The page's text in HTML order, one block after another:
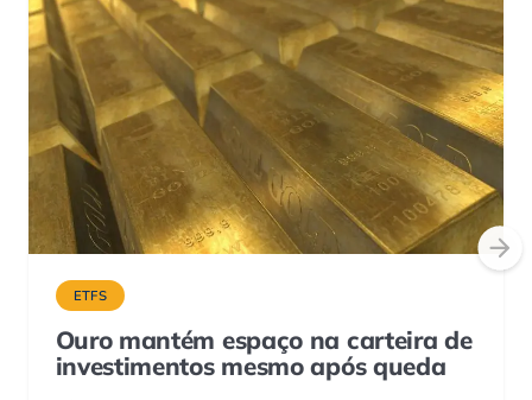
ETFS
Ouro mantém espaço na carteira de
investimentos mesmo após queda